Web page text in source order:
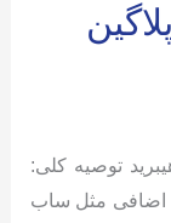
توصیه کلی:
اضافی مثل ساب